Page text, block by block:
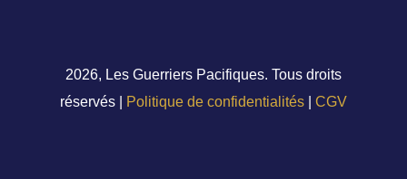
2026, Les Guerriers Pacifiques. Tous droits
réservés |
Politique de confidentialités| CGV